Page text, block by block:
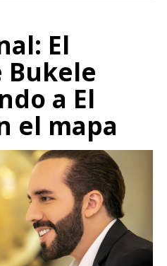
El
Bukele
a El
el mapa